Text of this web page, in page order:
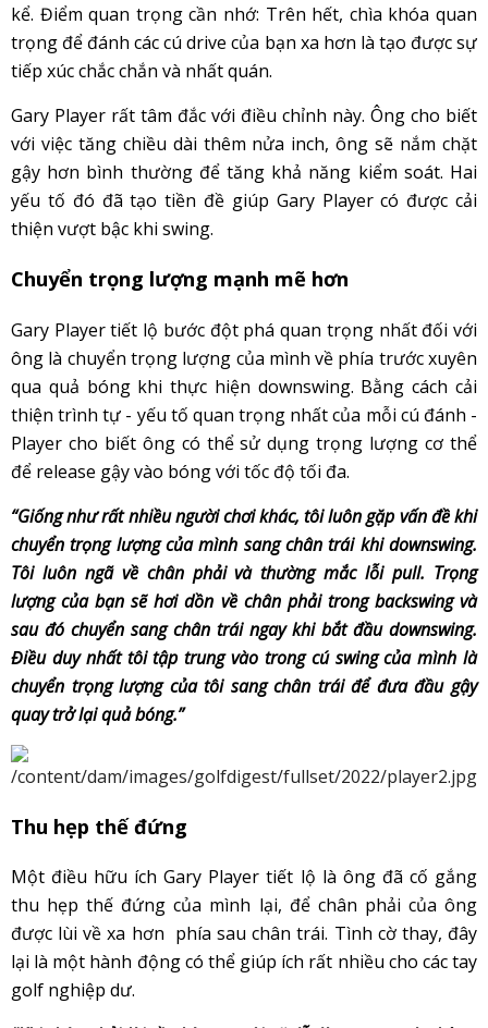
kể. Điểm quan trọng cần nhớ: Trên hết, chìa khóa quan
trọng để đánh các cú drive của bạn xa hơn là tạo được sự
tiếp xúc chắc chắn và nhất quán.
Gary Player rất tâm đắc với điều chỉnh này. Ông cho biết
với việc tăng chiều dài thêm nửa inch, ông sẽ nắm chặt
gậy hơn bình thường để tăng khả năng kiểm soát. Hai
yếu tố đó đã tạo tiền đề giúp Gary Player có được cải
thiện vượt bậc khi swing.
Chuyển trọng lượng mạnh mẽ hơn
Gary Player tiết lộ bước đột phá quan trọng nhất đối với
ông là chuyển trọng lượng của mình về phía trước xuyên
qua quả bóng khi thực hiện downswing. Bằng cách cải
thiện trình tự - yếu tố quan trọng nhất của mỗi cú đánh -
Player cho biết ông có thể sử dụng trọng lượng cơ thể
để release gậy vào bóng với tốc độ tối đa.
“Giống như rất nhiều người chơi khác, tôi luôn gặp vấn đề khi
chuyển trọng lượng của mình sang chân trái khi downswing.
Tôi luôn ngã về chân phải và thường mắc lỗi pull. Trọng
lượng của bạn sẽ hơi dồn về chân phải trong backswing và
sau đó chuyển sang chân trái ngay khi bắt đầu downswing.
Điều duy nhất tôi tập trung vào trong cú swing của mình là
chuyển trọng lượng của tôi sang chân trái để đưa đầu gậy
quay trở lại quả bóng.”
Thu hẹp thế đứng
Một điều hữu ích Gary Player tiết lộ là ông đã cố gắng
thu hẹp thế đứng của mình lại, để chân phải của ông
được lùi về xa hơn phía sau chân trái. Tình cờ thay, đây
lại là một hành động có thể giúp ích rất nhiều cho các tay
golf nghiệp dư.